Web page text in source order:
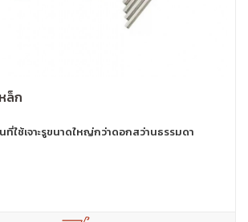
ล็ก
ที่ใช้เจาะรูขนาดใหญ่กว่าดอกสว่านธรรมดา